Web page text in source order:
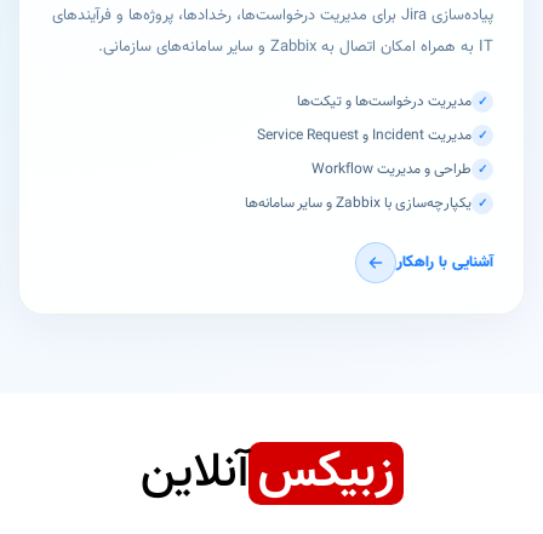
پیاده‌سازی Jira برای مدیریت درخواست‌ها، رخدادها، پروژه‌ها و فرآیندهای
IT به همراه امکان اتصال به Zabbix و سایر سامانه‌های سازمانی.
✓ مدیریت درخواست‌ها و تیکت‌ها
✓ مدیریت Incident و Service Request
✓ طراحی و مدیریت Workflow
✓ یکپارچه‌سازی با Zabbix و سایر سامانه‌ها
آشنایی با راهکار
زبیکسآنلاین